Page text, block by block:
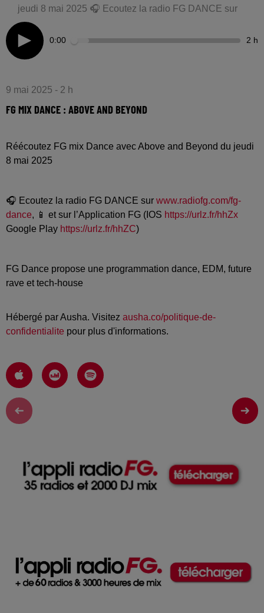
jeudi 8 mai 2025 🎧 Ecoutez la radio FG DANCE sur
0:00 2 h
9 mai 2025 - 2 h
FG MIX DANCE : ABOVE AND BEYOND
Réécoutez FG mix Dance avec Above and Beyond du jeudi
8 mai 2025
🎧 Ecoutez la radio FG DANCE sur www.radiofg.com/fg-
dance, 📱 et sur l’Application FG (IOS https://urlz.fr/hhZx
Google Play https://urlz.fr/hhZC)
FG Dance propose une programmation dance, EDM, future
rave et tech-house
Hébergé par Ausha. Visitez ausha.co/politique-de-
confidentialite pour plus d'informations.